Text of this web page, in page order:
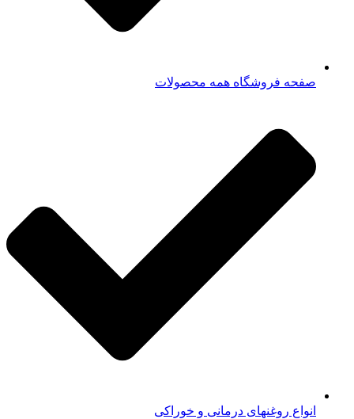
صفحه فروشگاه همه محصولات​
انواع روغنهای درمانی و خوراکی